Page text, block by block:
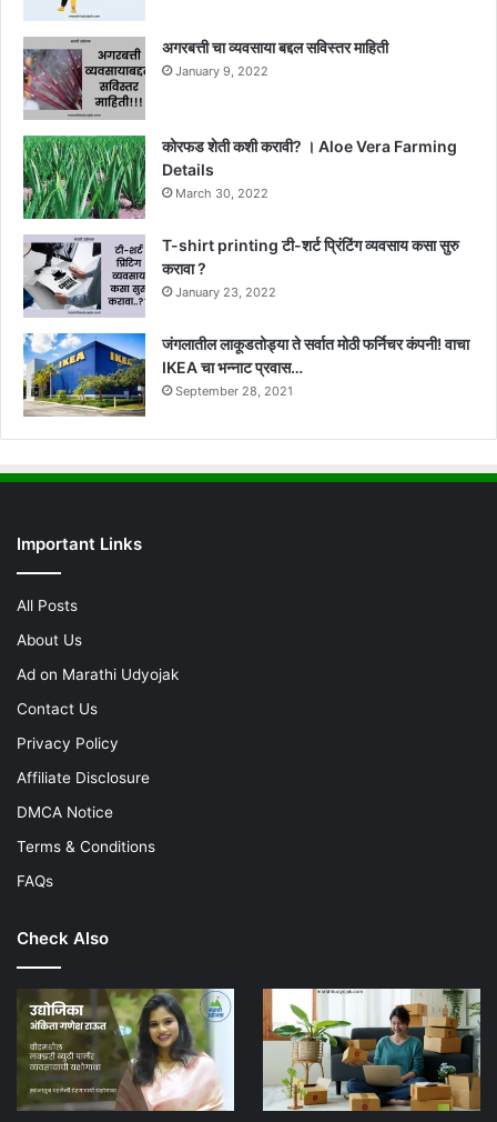
अगरबत्ती चा व्यवसाया बद्दल सविस्तर माहिती
January 9, 2022
कोरफड शेती कशी करावी? । Aloe Vera Farming
Details
March 30, 2022
T-shirt printing टी-शर्ट प्रिंटिंग व्यवसाय कसा सुरु
करावा ?
January 23, 2022
जंगलातील लाकूडतोड्या ते सर्वात मोठी फर्निचर कंपनी! वाचा
IKEA चा भन्नाट प्रवास…
September 28, 2021
Important Links
All Posts
About Us
Ad on Marathi Udyojak
Contact Us
Privacy Policy
Affiliate Disclosure
DMCA Notice
Terms & Conditions
FAQs
Check Also